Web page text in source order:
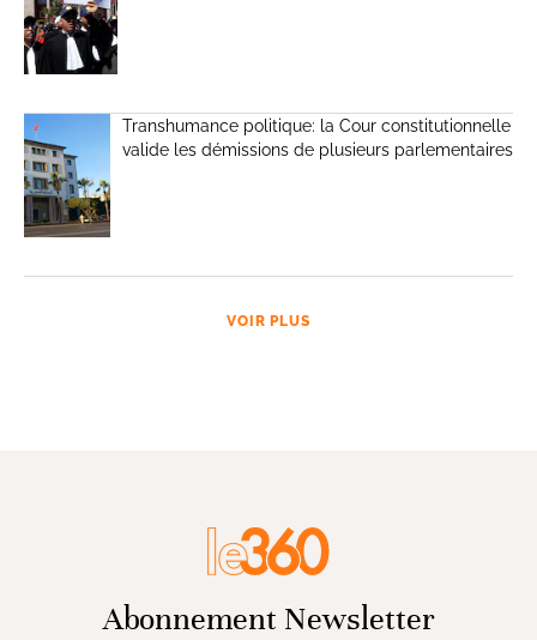
Transhumance politique: la Cour constitutionnelle
valide les démissions de plusieurs parlementaires
VOIR PLUS
Abonnement Newsletter